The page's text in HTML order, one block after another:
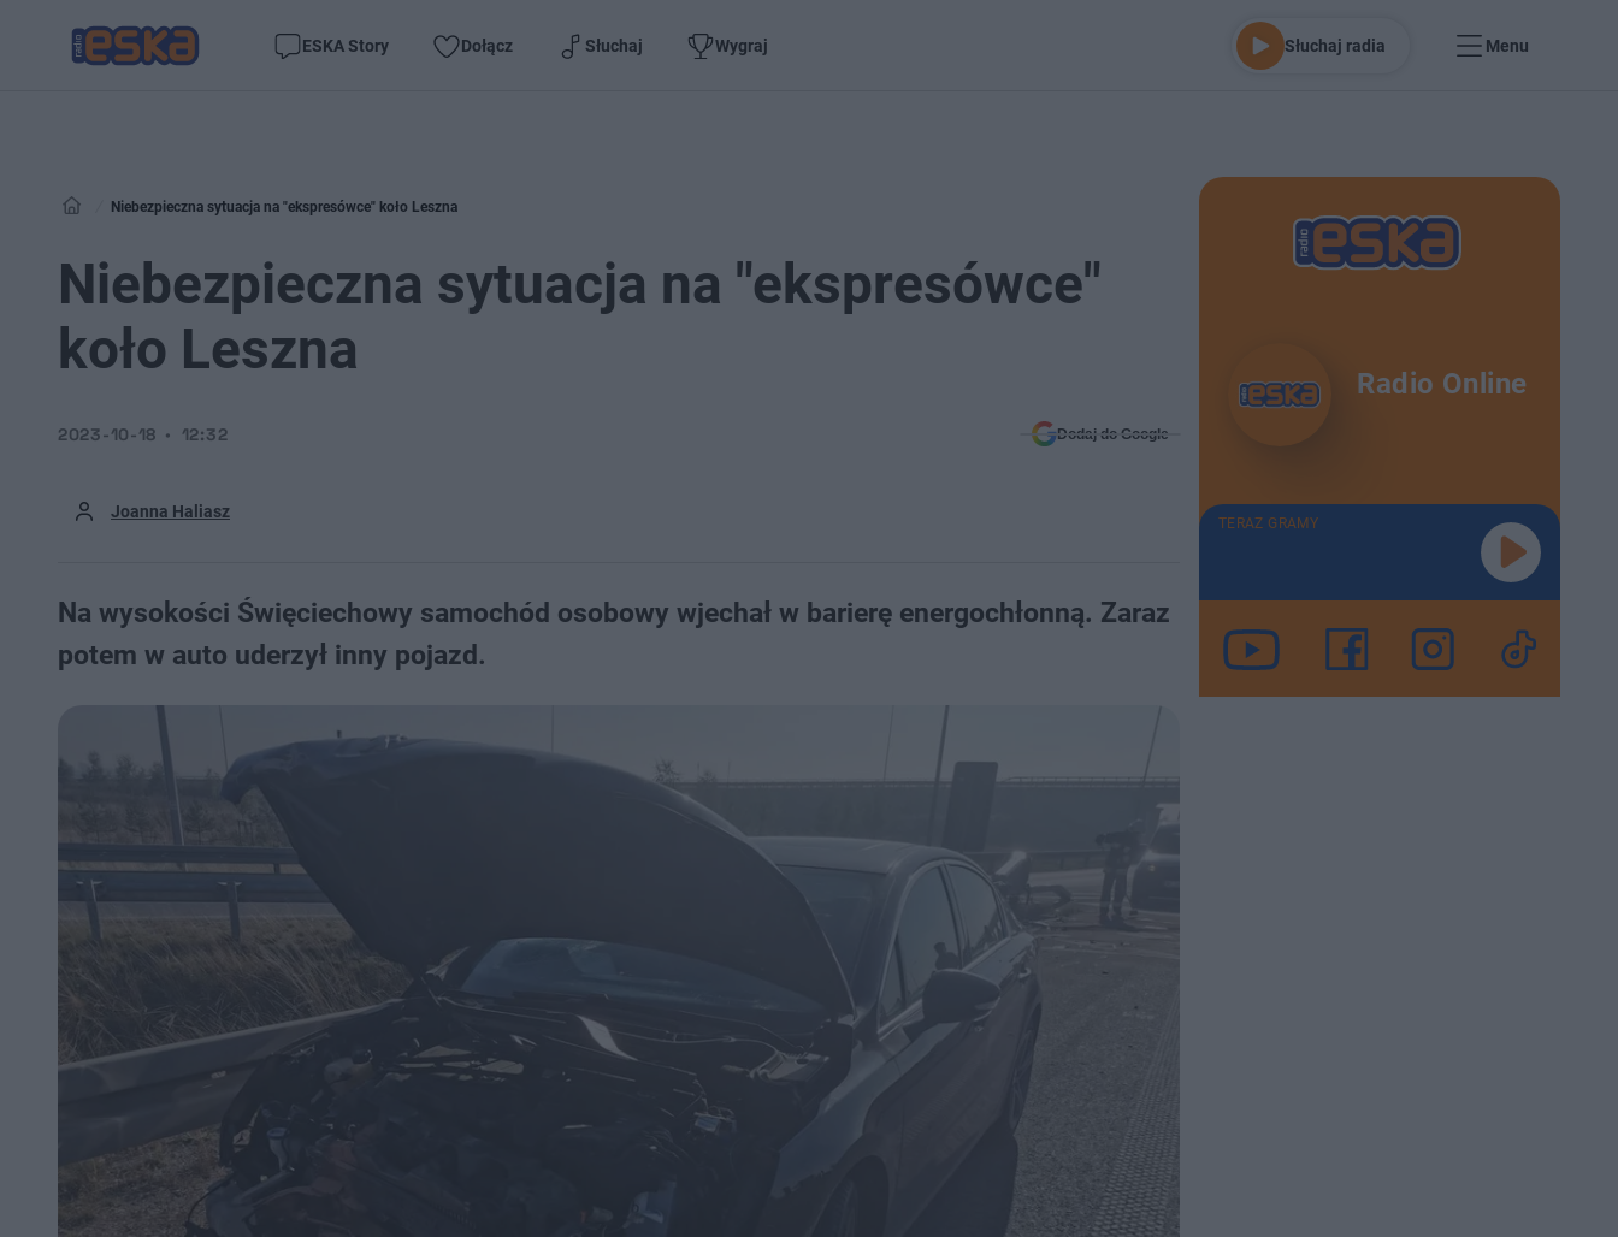
ESKA Story Dołącz Słuchaj Wygraj Słuchaj radia Menu
Niebezpieczna sytuacja na "ekspresówce" koło Leszna
Niebezpieczna sytuacja na "ekspresówce"
koło Leszna
Joanna Haliasz
2023-10-18 12:32 Dodaj do Google
Na wysokości Święciechowy samochód osobowy wjechał w barierę energochłonną. Zaraz
potem w auto uderzył inny pojazd.
Radio Online
TERAZ GRAMY